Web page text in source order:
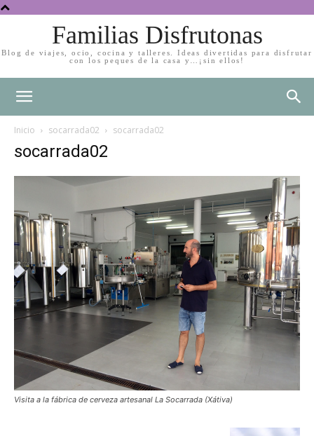
Familias Disfrutonas
Blog de viajes, ocio, cocina y talleres. Ideas divertidas para disfrutar
con los peques de la casa y…¡sin ellos!
Inicio socarrada02 socarrada02
socarrada02
Visita a la fábrica de cerveza artesanal La Socarrada (Xátiva)